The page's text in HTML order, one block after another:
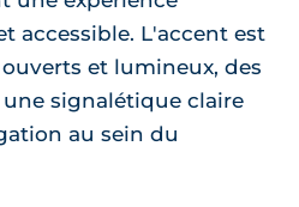
accessible. L'accent est
et lumineux, des
signalétique claire
au sein du